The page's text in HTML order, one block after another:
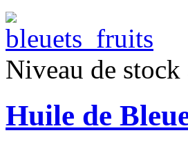
Niveau de stock
Huile de